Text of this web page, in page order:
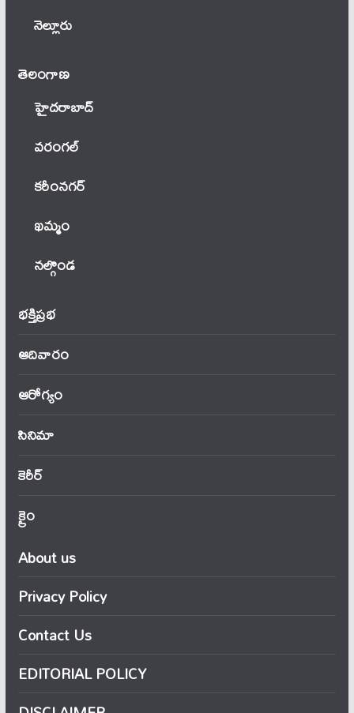
నెల్లూరు
తెలంగాణ‌
హైదరాబాద్
వ‌రంగ‌ల్
కరీంనగర్
ఖ‌మ్మం
నల్గొండ
భక్తిప్రభ
ఆదివారం
ఆరోగ్యం
సినిమా
కెరీర్
క్రైం
About us
Privacy Policy
Contact Us
EDITORIAL POLICY